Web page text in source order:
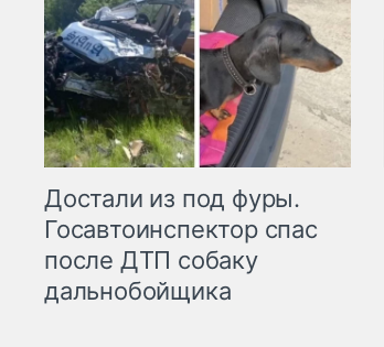
Достали из под фуры.
Госавтоинспектор спас
после ДТП собаку
дальнобойщика